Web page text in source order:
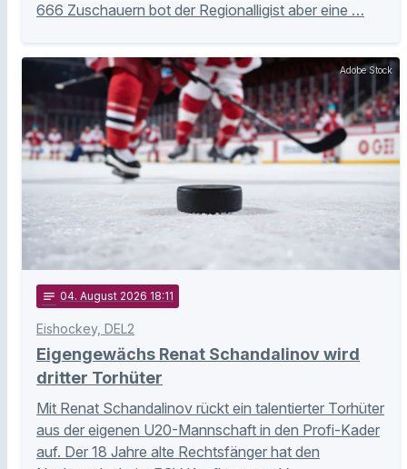
666 Zuschauern bot der Regionalligist aber eine …
Adobe Stock
notes 04. August 2026 18:11
Eishockey, DEL2
Eigengewächs Renat Schandalinov wird
dritter Torhüter
Mit Renat Schandalinov rückt ein talentierter Torhüter
aus der eigenen U20-Mannschaft in den Profi-Kader
auf. Der 18 Jahre alte Rechtsfänger hat den